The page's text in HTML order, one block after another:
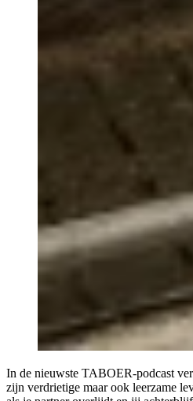
In de nieuwste TABOER-podcast
zijn verdrietige maar ook leerzame